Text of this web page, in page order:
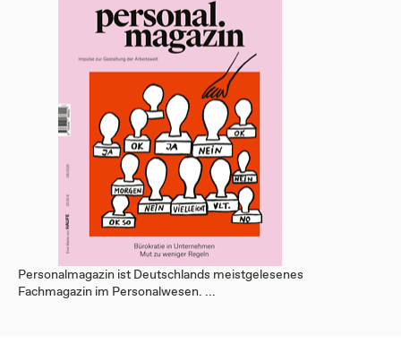
Personalmagazin ist Deutschlands meistgelesenes
Fachmagazin im Personalwesen. ...